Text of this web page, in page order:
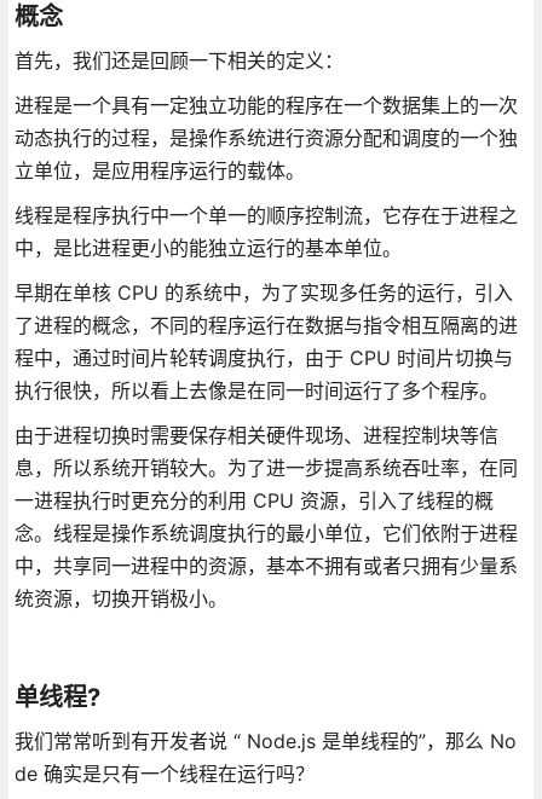
概念
首先，我们还是回顾一下相关的定义：
进程是一个具有一定独立功能的程序在一个数据集上的一次
动态执行的过程，是操作系统进行资源分配和调度的一个独
立单位，是应用程序运行的载体。
线程是程序执行中一个单一的顺序控制流，它存在于进程之
中，是比进程更小的能独立运行的基本单位。
早期在单核 CPU 的系统中，为了实现多任务的运行，引入
了进程的概念，不同的程序运行在数据与指令相互隔离的进
程中，通过时间片轮转调度执行，由于 CPU 时间片切换与
执行很快，所以看上去像是在同一时间运行了多个程序。
由于进程切换时需要保存相关硬件现场、进程控制块等信
息，所以系统开销较大。为了进一步提高系统吞吐率，在同
一进程执行时更充分的利用 CPU 资源，引入了线程的概
念。线程是操作系统调度执行的最小单位，它们依附于进程
中，共享同一进程中的资源，基本不拥有或者只拥有少量系
统资源，切换开销极小。
单线程?
我们常常听到有开发者说 “ Node.js 是单线程的”，那么 No
de 确实是只有一个线程在运行吗？